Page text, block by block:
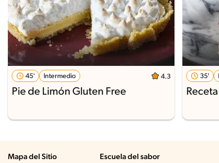
45' Intermedio 4.3
Pie de Limón Gluten Free
35'
Mapa del Sitio Escuela del sabor